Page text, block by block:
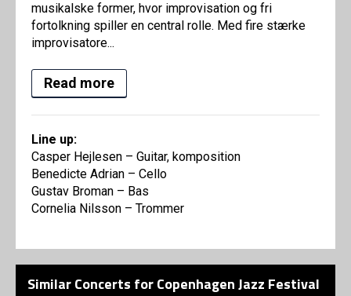
musikalske former, hvor improvisation og fri
fortolkning spiller en central rolle. Med fire stærke
improvisatore...
Read more
Line up:
Casper Hejlesen – Guitar, komposition
Benedicte Adrian – Cello
Gustav Broman – Bas
Cornelia Nilsson – Trommer
Similar Concerts for Copenhagen Jazz Festival